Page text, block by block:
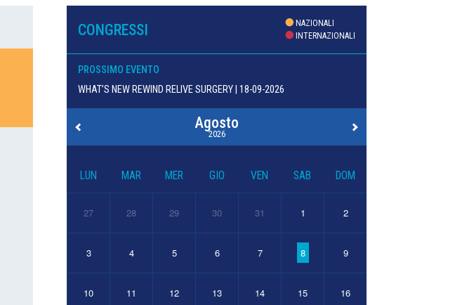
CONGRESSI
NAZIONALI
INTERNAZIONALI
PROSSIMO EVENTO
WHAT’S NEW REWIND RELIVE SURGERY | 18-09-2026
Agosto
2026
LUN MAR MER GIO VEN SAB DOM
27 28 29 30 31 1 2
3 4 5 6 7 8 9
10 11 12 13 14 15 16